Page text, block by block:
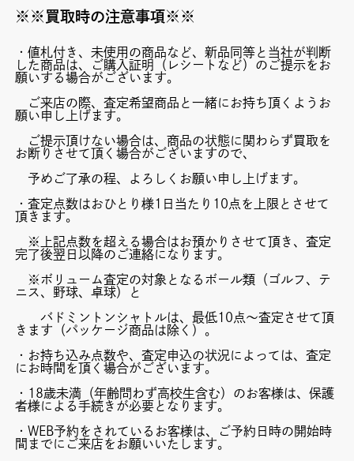
※※買取時の注意事項※※
・値札付き、未使用の商品など、新品同等と当社が判断
した商品は、ご購入証明（レシートなど）のご提示をお
願いする場合がございます。
ご来店の際、査定希望商品と一緒にお持ち頂くようお
願い申し上げます。
ご提示頂けない場合は、商品の状態に関わらず買取を
お断りさせて頂く場合がございますので、
予めご了承の程、よろしくお願い申し上げます。
・査定点数はおひとり様1日当たり10点を上限とさせて
頂きます。
※上記点数を超える場合はお預かりさせて頂き、査定
完了後翌日以降のご連絡になります。
※ボリューム査定の対象となるボール類（ゴルフ、テ
ニス、野球、卓球）と
バドミントンシャトルは、最低10点～査定させて頂
きます（パッケージ商品は除く）。
・お持ち込み点数や、査定申込の状況によっては、査定
にお時間を頂く場合がございます。
・18歳未満（年齢問わず高校生含む）のお客様は、保護
者様による手続きが必要となります。
・WEB予約をされているお客様は、ご予約日時の開始時
間までにご来店をお願いいたします。